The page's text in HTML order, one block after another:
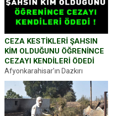
CEZA KESTİKLERİ ŞAHSIN
KİM OLDUĞUNU ÖĞRENİNCE
CEZAYI KENDİLERİ ÖDEDİ
Afyonkarahisar’ın Dazkırı
ilçesinde trafik uygulaması
yapan jandarma ekipleri
durdurdukları bir otomobilin
sürücüsünden ehliyet ve ruhsat